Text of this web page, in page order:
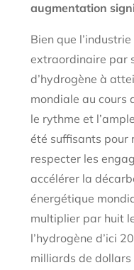
augmentation
Bien que
extraordinaire par
d’hydrogène à
mondiale au cours
le rythme et
été suffisants pour
respecter les
accélérer la
énergétique
multiplier par huit
l’hydrogène d’ici
milliards de dollars